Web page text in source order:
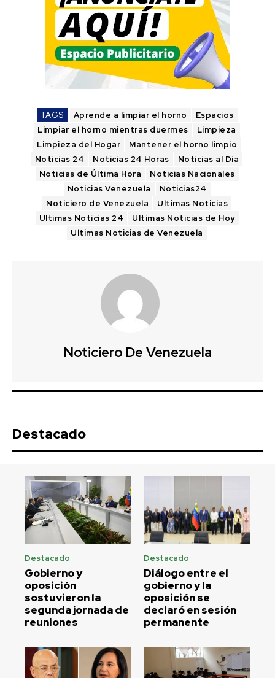
TAGS Aprende a limpiar el horno
Espacios
Limpiar el horno mientras duermes
Limpieza
Limpieza del Hogar
Mantener el horno limpio
Noticias 24
Noticias 24 Horas
Noticias al Día
Noticias de Última Hora
Noticias Nacionales
Noticias Venezuela
Noticias24
Noticiero de Venezuela
Ultimas Noticias
Ultimas Noticias 24
Ultimas Noticias de Hoy
Ultimas Noticias de Venezuela
Noticiero De Venezuela
Destacado
Destacado
Gobierno y
oposición
sostuvieron la
segunda jornada de
reuniones
Destacado
Diálogo entre el
gobierno y la
oposición se
declaró en sesión
permanente